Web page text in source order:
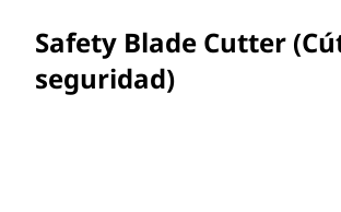
Safety Blade Cutter
seguridad)